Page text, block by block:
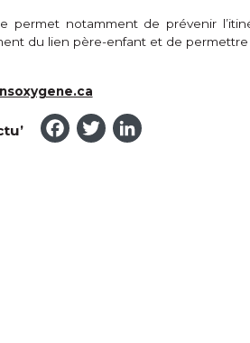
permet notamment de prévenir
du lien père-enfant et de
Facebook
Twitter